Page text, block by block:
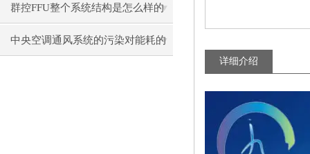
群控FFU整个系统结构是怎么样的
呢？
中央空调通风系统的污染对能耗的
详细介绍